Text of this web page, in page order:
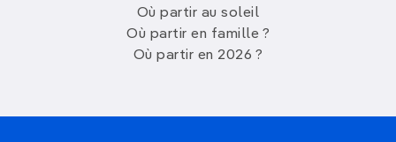
Où partir au soleil
Où partir en famille ?
Où partir en 2026 ?